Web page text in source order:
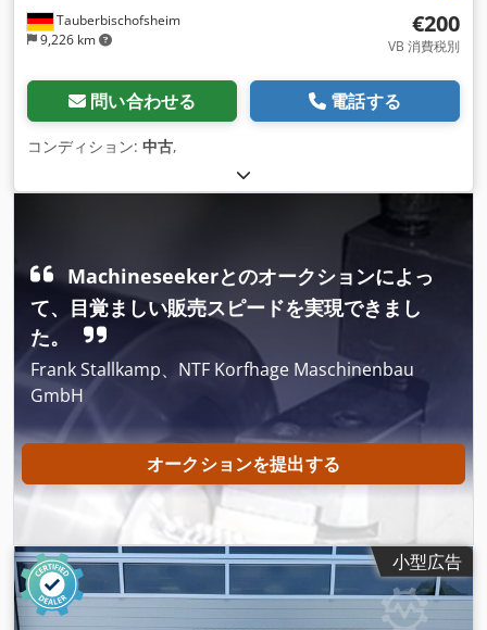
Tauberbischofsheim
9,226 km
€200
VB 消費税別
問い合わせる 電話する
コンディション: 中古,
Machineseekerとのオークションによっ
て、目覚ましい販売スピードを実現できまし
た。
Frank Stallkamp、NTF Korfhage Maschinenbau
GmbH
オークションを提出する
小型広告